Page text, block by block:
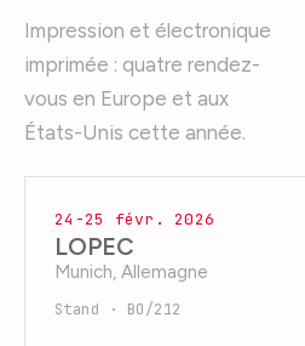
Impression et électronique
imprimée : quatre rendez-
vous en Europe et aux
États-Unis cette année.
24-25 févr. 2026
LOPEC
Munich, Allemagne
Stand · BO/212